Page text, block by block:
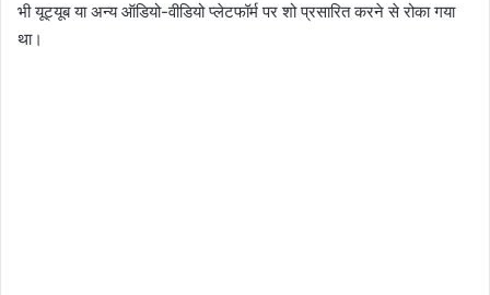
भी यूट्यूब या अन्य ऑडियो-वीडियो प्लेटफॉर्म पर शो प्रसारित करने से रोका गया
था।